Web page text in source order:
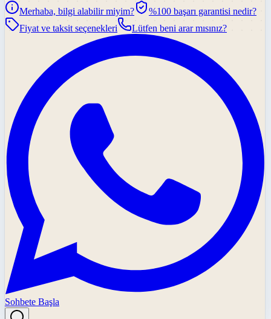
Merhaba, bilgi alabilir miyim?
%100 başarı garantisi nedir?
Fiyat ve taksit seçenekleri
Lütfen beni arar mısınız?
Sohbete Başla